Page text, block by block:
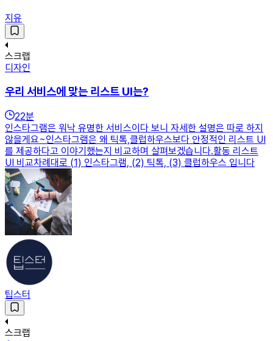
지유
스크랩
디자인
우리 서비스에 맞는 리스트 UI는?
22분
인스타그램은 워낙 유명한 서비스이다 보니 자세한 설명은 따로 하지
않을게요~인스타그램은 왜 틱톡,클럽하우스보다 안정적인 리스트 UI
를 제공하다고 이야기했는지 비교하며 살펴보겠습니다.활동 리스트
UI 비교차례대로 (1) 인스타그램, (2) 틱톡, (3) 클럽하우스 입니다
팁스터
스크랩